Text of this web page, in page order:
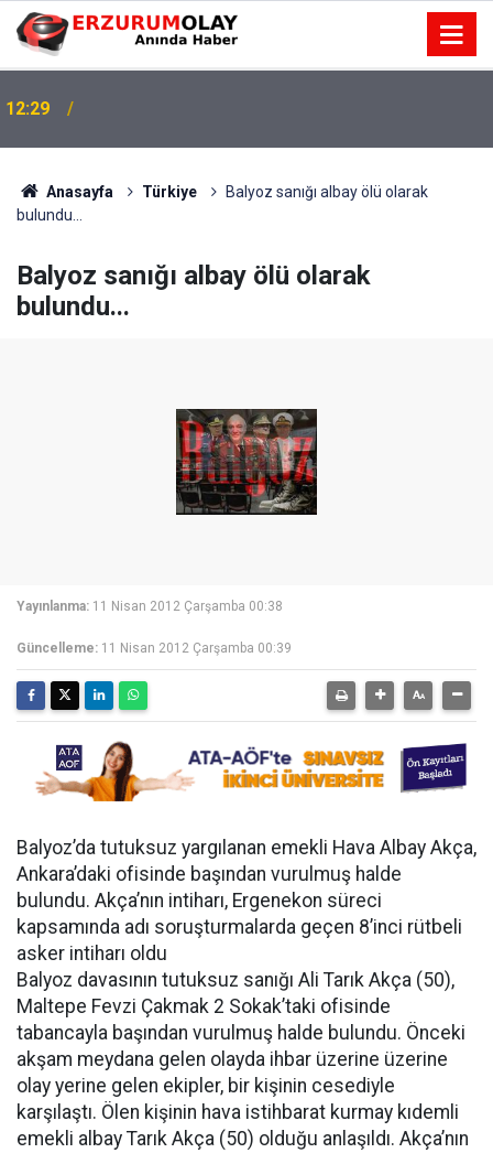
12:29
Anasayfa Türkiye
Balyoz sanığı albay ölü olarak
bulundu...
Balyoz sanığı albay ölü olarak
bulundu...
Yayınlanma: 11 Nisan 2012 Çarşamba 00:38
Güncelleme: 11 Nisan 2012 Çarşamba 00:39
Balyoz’da tutuksuz yargılanan emekli Hava Albay Akça,
Ankara’daki ofisinde başından vurulmuş halde
bulundu. Akça’nın intiharı, Ergenekon süreci
kapsamında adı soruşturmalarda geçen 8’inci rütbeli
asker intiharı oldu
Balyoz davasının tutuksuz sanığı Ali Tarık Akça (50),
Maltepe Fevzi Çakmak 2 Sokak’taki ofisinde
tabancayla başından vurulmuş halde bulundu. Önceki
akşam meydana gelen olayda ihbar üzerine üzerine
olay yerine gelen ekipler, bir kişinin cesediyle
karşılaştı. Ölen kişinin hava istihbarat kurmay kıdemli
emekli albay Tarık Akça (50) olduğu anlaşıldı. Akça’nın